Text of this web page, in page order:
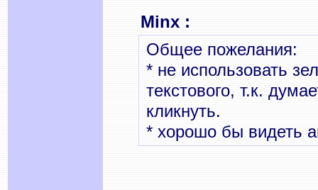
Minx :
Общее пожелания:
* не использовать
текстового, т.к.
кликнуть.
* хорошо бы видеть